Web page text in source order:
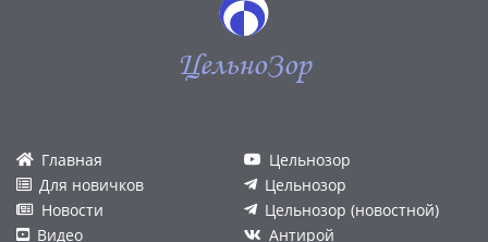
ЦельноЗор
Главная
Для новичков
Новости
Видео
Цельнозор
Цельнозор
Цельнозор (новостной)
Антирой